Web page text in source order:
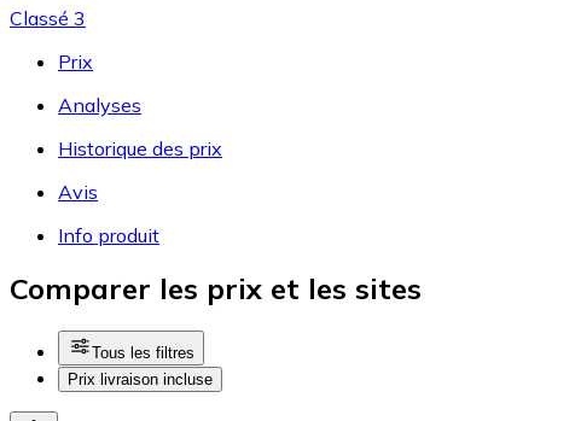
Classé 3
Prix
Analyses
Historique des prix
Avis
Info produit
Comparer les prix et les sites
Tous les filtres
Prix livraison incluse